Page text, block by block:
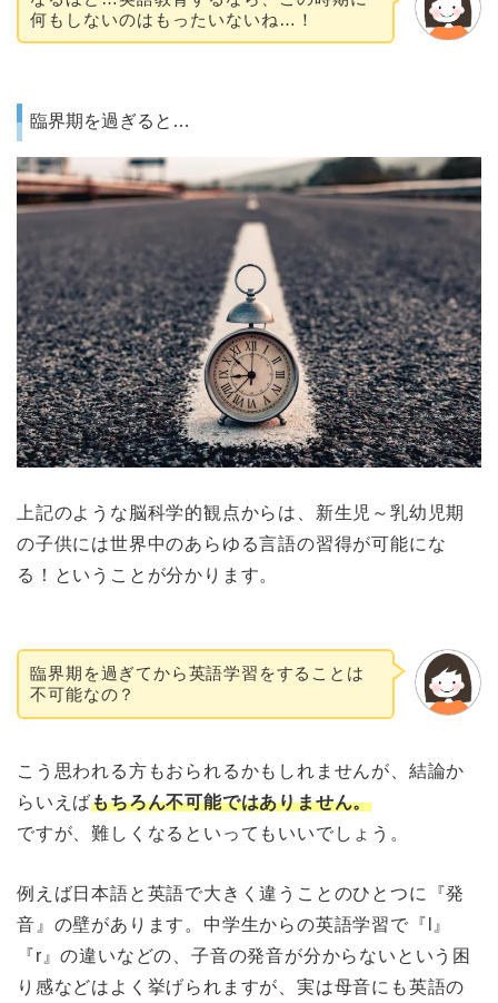
何もしないのはもったいないね…！
臨界期を過ぎると…
上記のような脳科学的観点からは、新生児～乳幼児期
の子供には世界中のあらゆる言語の習得が可能にな
る！ということが分かります。
臨界期を過ぎてから英語学習をすることは
不可能なの？
こう思われる方もおられるかもしれませんが、結論か
らいえばもちろん不可能ではありません。
ですが、難しくなるといってもいいでしょう。
例えば日本語と英語で大きく違うことのひとつに『発
音』の壁があります。中学生からの英語学習で『l』
『r』の違いなどの、子音の発音が分からないという困
り感などはよく挙げられますが、実は母音にも英語の